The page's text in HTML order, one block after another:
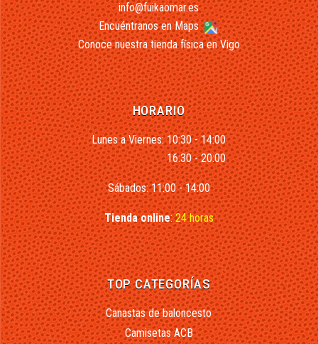
info@fuikaomar.es
Encuéntranos en Maps
Conoce nuestra tienda física en Vigo
HORARIO
Lunes a Viernes: 10:30 - 14:00
16:30 - 20:00
Sábados: 11:00 - 14:00
Tienda online:24 horas
TOP CATEGORÍAS
Canastas de baloncesto
Camisetas ACB